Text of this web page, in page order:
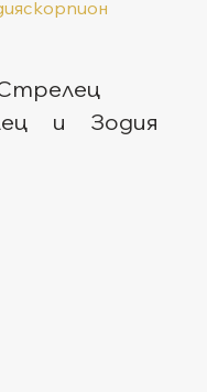
и Зодия